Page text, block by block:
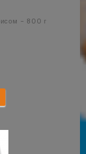
- 800 г